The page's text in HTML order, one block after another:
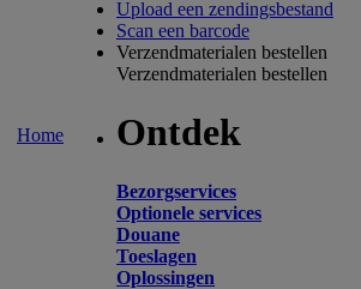
Home
Upload een zendingsbestand
Scan een barcode
Verzendmaterialen bestellen
Verzendmaterialen bestellen
Ontdek
Bezorgservices
Optionele services
Douane
Toeslagen
Oplossingen